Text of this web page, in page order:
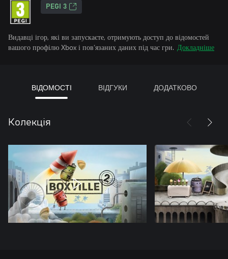
PEGI 3
Видавці ігор, які ви запускаєте, отримують доступ до відомостей
вашого профілю Xbox і пов’язаних даних під час гри. Докладніше
ВІДОМОСТІ ВІДГУКИ ДОДАТКОВО
Колекція